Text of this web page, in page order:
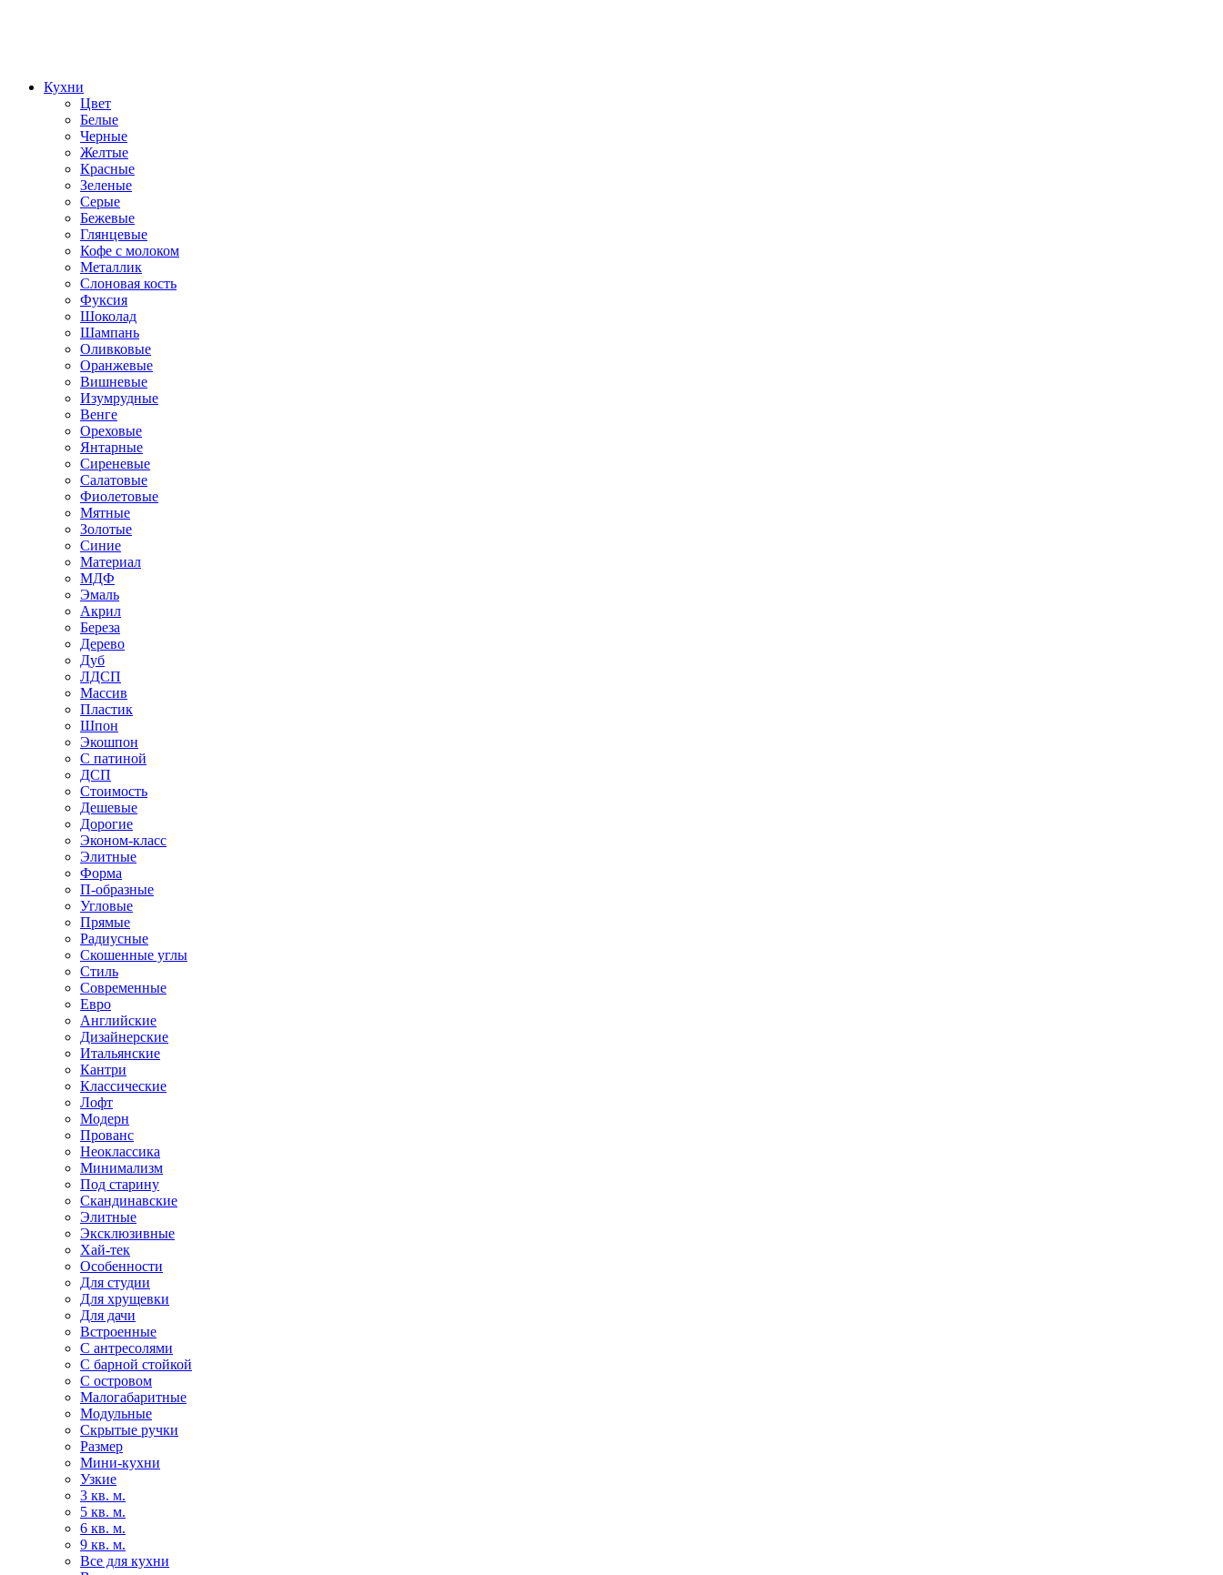
Кухни
Цвет
Белые
Черные
Желтые
Красные
Зеленые
Серые
Бежевые
Глянцевые
Кофе с молоком
Металлик
Слоновая кость
Фуксия
Шоколад
Шампань
Оливковые
Оранжевые
Вишневые
Изумрудные
Венге
Ореховые
Янтарные
Сиреневые
Салатовые
Фиолетовые
Мятные
Золотые
Синие
Материал
МДФ
Эмаль
Акрил
Береза
Дерево
Дуб
ЛДСП
Массив
Пластик
Шпон
Экошпон
С патиной
ДСП
Стоимость
Дешевые
Дорогие
Эконом-класс
Элитные
Форма
П-образные
Угловые
Прямые
Радиусные
Скошенные углы
Стиль
Современные
Евро
Английские
Дизайнерские
Итальянские
Кантри
Классические
Лофт
Модерн
Прованс
Неоклассика
Минимализм
Под старину
Скандинавские
Элитные
Эксклюзивные
Хай-тек
Особенности
Для студии
Для хрущевки
Для дачи
Встроенные
С антресолями
С барной стойкой
С островом
Малогабаритные
Модульные
Скрытые ручки
Размер
Мини-кухни
Узкие
3 кв. м.
5 кв. м.
6 кв. м.
9 кв. м.
Все для кухни